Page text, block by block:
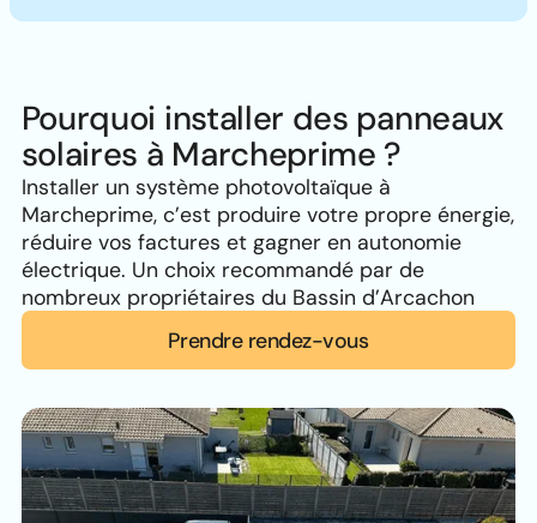
Pourquoi installer des panneaux
solaires à Marcheprime ?
Installer un système photovoltaïque à
Marcheprime, c’est produire votre propre énergie,
réduire vos factures et gagner en autonomie
électrique. Un choix recommandé par de
nombreux propriétaires du Bassin d’Arcachon
Prendre rendez-vous